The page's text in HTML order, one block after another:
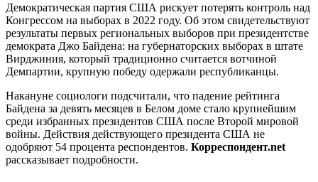
Демократическая партия США рискует потерять контроль над
Конгрессом на выборах в 2022 году. Об этом свидетельствуют
результаты первых региональных выборов при президентстве
демократа Джо Байдена: на губернаторских выборах в штате
Вирджиния, который традиционно считается вотчиной
Демпартии, крупную победу одержали республиканцы.
Накануне социологи подсчитали, что падение рейтинга
Байдена за девять месяцев в Белом доме стало крупнейшим
среди избранных президентов США после Второй мировой
войны. Действия действующего президента США не
одобряют 54 процента респондентов. Корреспондент.net
рассказывает подробности.